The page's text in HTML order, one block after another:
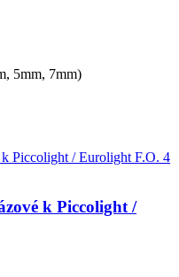
5mm, 7mm)
k Piccolight /